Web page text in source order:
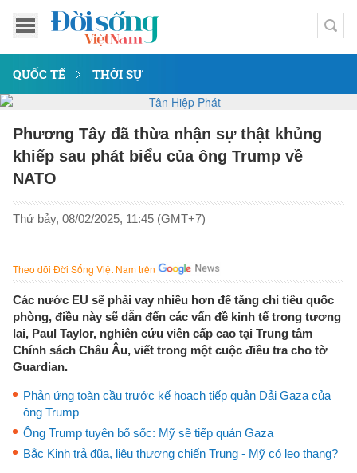
QUỐC TẾ THỜI SỰ
Phương Tây đã thừa nhận sự thật khủng
khiếp sau phát biểu của ông Trump về
NATO
Thứ bảy, 08/02/2025, 11:45 (GMT+7)
Theo dõi Đời Sống Việt Nam trên
Các nước EU sẽ phải vay nhiều hơn để tăng chi tiêu quốc
phòng, điều này sẽ dẫn đến các vấn đề kinh tế trong tương
lai, Paul Taylor, nghiên cứu viên cấp cao tại Trung tâm
Chính sách Châu Âu, viết trong một cuộc điều tra cho tờ
Guardian.
Phản ứng toàn cầu trước kế hoạch tiếp quản Dải Gaza của
ông Trump
Ông Trump tuyên bố sốc: Mỹ sẽ tiếp quản Gaza
Bắc Kinh trả đũa, liệu thương chiến Trung - Mỹ có leo thang?